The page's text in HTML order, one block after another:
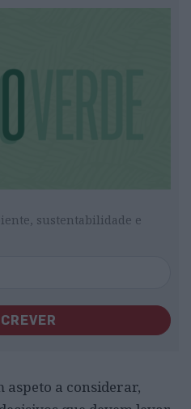
sustentabilidade e
aspeto a considerar,